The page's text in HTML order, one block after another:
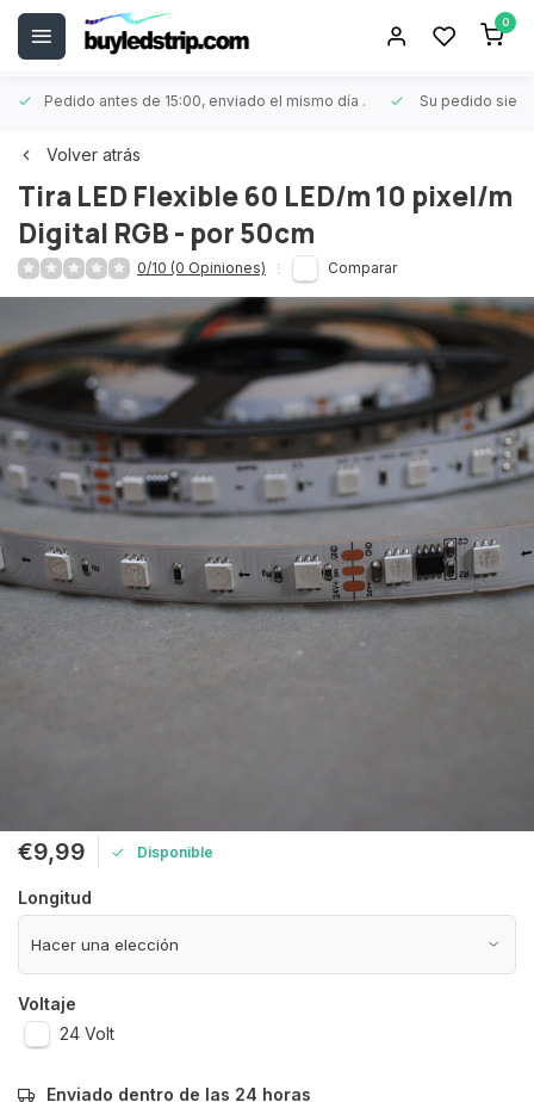
0
Pedido antes de 15:00, enviado el mismo día . Su pedido
Volver atrás
Tira LED Flexible 60 LED/m 10 pixel/m
Digital RGB - por 50cm
0/10 (0 Opiniones) Comparar
€9,99 Disponible
Longitud
Voltaje
24 Volt
Enviado dentro de las 24 horas